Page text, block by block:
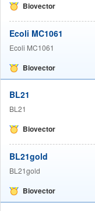
Biovector
Ecoli MC1061
Ecoli MC1061
Biovector
BL21
BL21
Biovector
BL21gold
BL21gold
Biovector